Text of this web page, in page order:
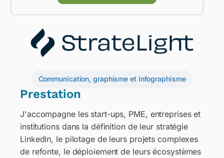
Communication, graphisme et infographisme
Prestation
J'accompagne les start-ups, PME, entreprises et
institutions dans la définition de leur stratégie
Linkedin, le pilotage de leurs projets complexes
de refonte, le déploiement de leurs écosystèmes